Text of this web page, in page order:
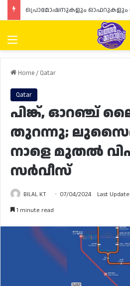
Menu
Home/ Qatar
Qatar
പിങ്ക്, ഓറഞ്ച്
തുറന്നു; ലുസൈൽ
നാളെ മുതൽ
സർവീസ്
BILAL KT 07/04/2024 Last
1 minute read